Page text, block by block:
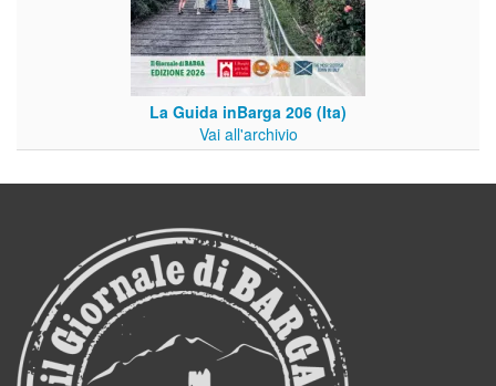
La Guida inBarga 206 (Ita)
Vai all'archivio